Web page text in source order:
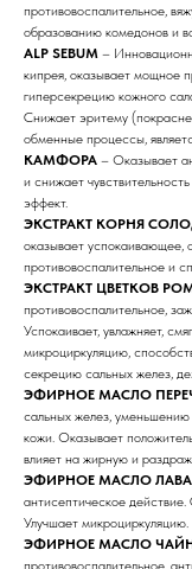
противовоспалительное,
образованию комедонов и
ALP SEBUM –
кипрея, оказывает мощное
гиперсекрецию кожного
Снижает эритему
обменные процессы,
КАМФОРА – Оказывает
и снижает
эффект.
ЭКСТРАКТ КОРНЯ
оказывает успокаивающее,
противовоспалительное и
ЭКСТРАКТ ЦВЕТКОВ
противовоспалительное,
Успокаивает, увлажняет,
микроциркуляцию,
секрецию сальных желез,
ЭФИРНОЕ МАСЛО
сальных желез,
кожи. Оказывает
влияет на жирную и
ЭФИРНОЕ МАСЛО
антисептическое
Улучшает микроциркуляцию.
ЭФИРНОЕ МАСЛО
противовоспалительное,